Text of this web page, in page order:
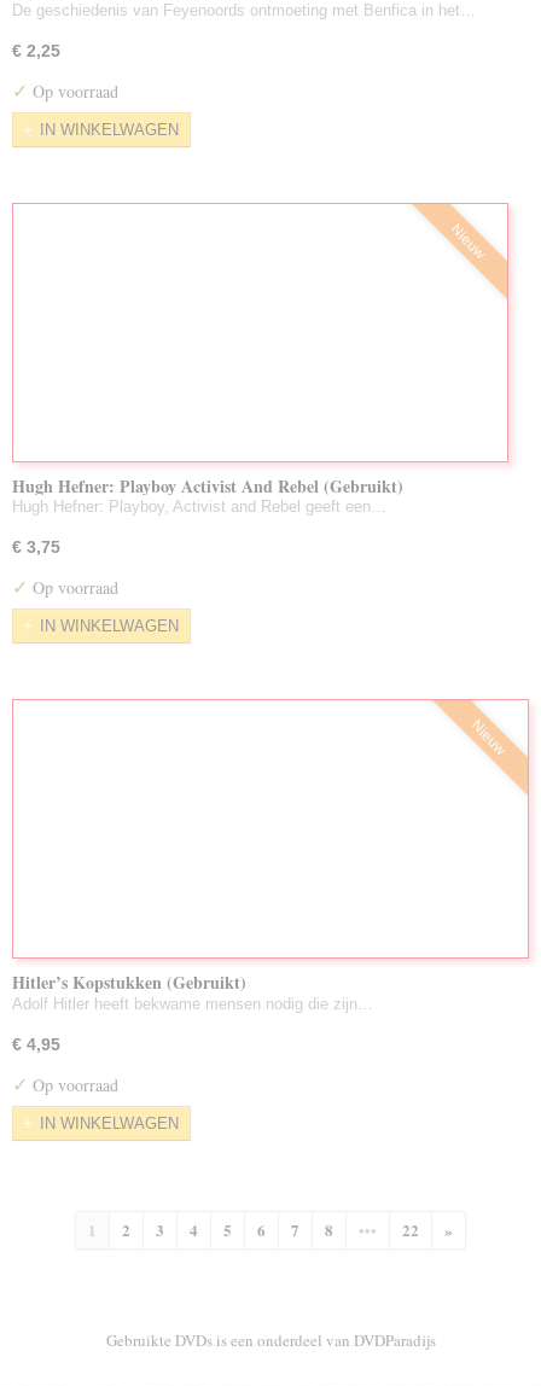
De geschiedenis van Feyenoords ontmoeting met Benfica in het…
€ 2,25
✓ Op voorraad
IN WINKELWAGEN
Nieuw
Hugh Hefner: Playboy Activist And Rebel (Gebruikt)
Hugh Hefner: Playboy, Activist and Rebel geeft een…
€ 3,75
✓ Op voorraad
IN WINKELWAGEN
Nieuw
Hitler’s Kopstukken (Gebruikt)
Adolf Hitler heeft bekwame mensen nodig die zijn…
€ 4,95
✓ Op voorraad
IN WINKELWAGEN
1 2 3 4 5 6 7 8 ••• 22 »
Gebruikte DVDs is een onderdeel van DVDParadijs